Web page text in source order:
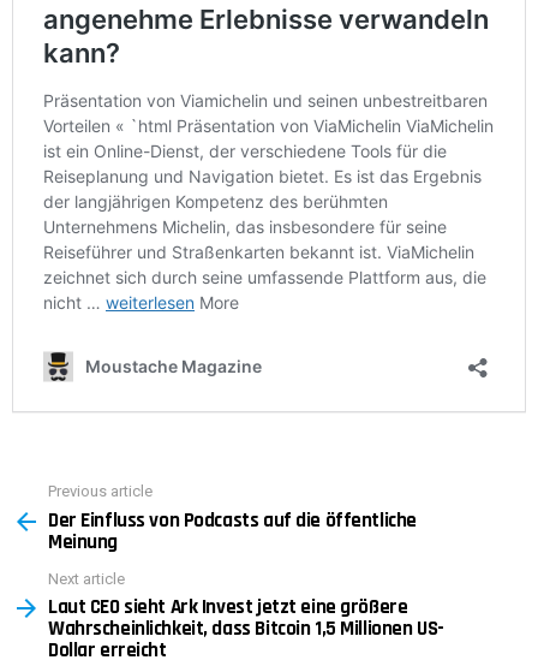
more
Previous article
Der Einfluss von Podcasts auf die öffentliche
Meinung
Next article
Laut CEO sieht Ark Invest jetzt eine größere
Wahrscheinlichkeit, dass Bitcoin 1,5 Millionen US-
Dollar erreicht